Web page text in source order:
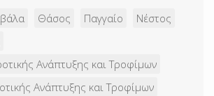
Θάσος Παγγαίο
Νέστος
Ανάπτυξης και Τροφίμων
Ανάπτυξης και Τροφίμων